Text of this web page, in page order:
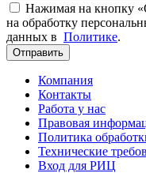
Нажимая на кнопку
на обработку
данных в Политике.
Отправить
Компания
Контакты
Работа у нас
Правовая
Политика
Технические
Вход для РИЦ